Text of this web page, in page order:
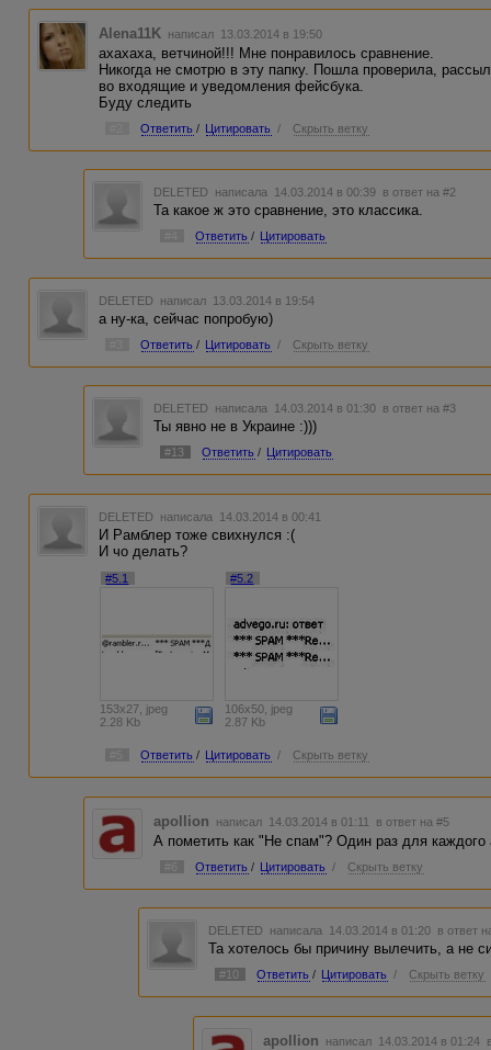
Alena11K написал 13.03.2014 в 19:50
ахахаха, ветчиной!!! Мне понравилось сравнение.
Никогда не смотрю в эту папку. Пошла проверила,
во входящие и уведомления фейсбука.
Буду следить
Ответить / Цитировать / Скрыть ветку
DELETED написала 14.03.2014 в 00:39 в ответ на #2
Та какое ж это сравнение, это классика.
Ответить / Цитировать
DELETED написал 13.03.2014 в 19:54
а ну-ка, сейчас попробую)
Ответить / Цитировать / Скрыть ветку
DELETED написала 14.03.2014 в 01:30 в ответ на #3
Ты явно не в Украине :)))
#13 Ответить / Цитировать
DELETED написала 14.03.2014 в 00:41
И Рамблер тоже свихнулся :(
И чо делать?
#5.1
153x27, jpeg
2.28 Kb
#5.2
106x50, jpeg
2.87 Kb
Ответить / Цитировать / Скрыть ветку
apollion написал 14.03.2014 в 01:11 в ответ на #5
А пометить как "Не спам"? Один раз для каждого
#6 Ответить / Цитировать / Скрыть ветку
DELETED написала 14.03.2014 в 01:20 в ответ
Та хотелось бы причину вылечить, а не
#10 Ответить / Цитировать / Скрыть ветку
apollion написал 14.03.2014 в 01:24